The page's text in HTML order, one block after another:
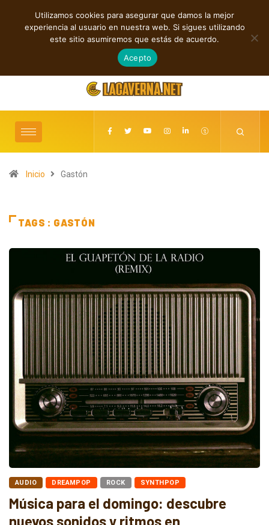
TENDENCIAS
reflexiona sobre el perdón en “WE MUST LEARN TO FORGIVE”
agosto 6, 2026
Inicio Gastón
TAGS : GASTÓN
AUDIO DREAMPOP ROCK SYNTHPOP
Música para el domingo: descubre
nuevos sonidos y ritmos en
Utilizamos cookies para asegurar que damos la mejor
experiencia al usuario en nuestra web. Si sigues utilizando
este sitio asumiremos que estás de acuerdo.
Acepto